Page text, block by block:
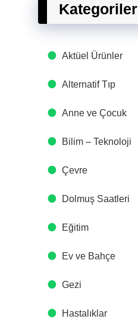
Kategoriler
Aktüel Ürünler
Alternatif Tıp
Anne ve Çocuk
Bilim – Teknoloji
Çevre
Dolmuş Saatleri
Eğitim
Ev ve Bahçe
Gezi
Hastalıklar